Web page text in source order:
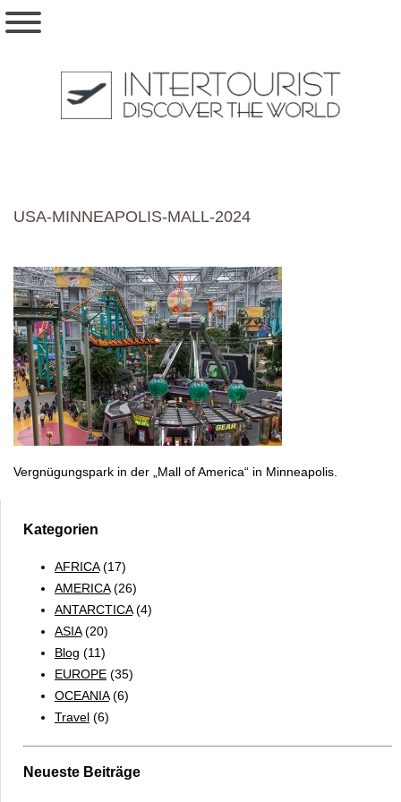
USA-MINNEAPOLIS-MALL-2024
Vergnügungspark in der „Mall of America“ in Minneapolis.
Kategorien
AFRICA(17)
AMERICA(26)
ANTARCTICA(4)
ASIA(20)
Blog (11)
EUROPE (35)
OCEANIA(6)
Travel (6)
Neueste Beiträge